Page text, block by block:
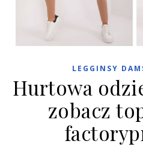
LEGGINSY
Hurtowa
zobacz